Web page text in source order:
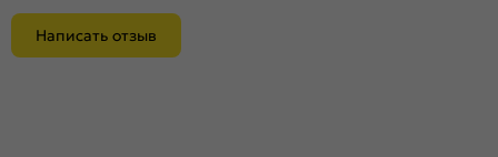
Написать отзыв